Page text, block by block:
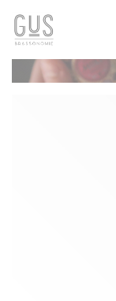
Panel pro správu